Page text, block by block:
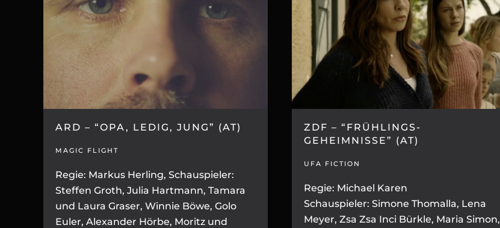
ARD – “OPA, LEDIG, JUNG” (AT)
MAGIC FLIGHT
Regie: Markus Herling, Schauspieler:
Steffen Groth, Julia Hartmann, Tamara
und Laura Graser, Winnie Böwe, Golo
Euler, Alexander Hörbe, Moritz und
ZDF – “FRÜHLINGS-
GEHEIMNISSE” (AT)
UFA FICTION
Regie: Michael Karen
Schauspieler: Simone Thomalla, Lena
Meyer, Zsa Zsa Inci Bürkle, Maria Simon,